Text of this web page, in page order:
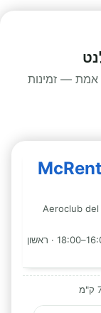
אמת — זמינות
תחנת השכרת קרוואנים - McRent
שעות איסוף: א׳–ה׳ 16:00–18:00 · שבת 16:00–18:00 · ראשון